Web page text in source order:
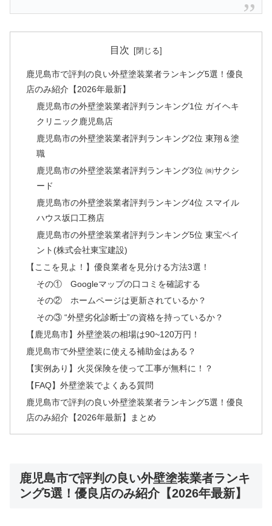
目次
鹿児島市で評判の良い外壁塗装業者ランキング5選！優良
店のみ紹介【2026年最新】
鹿児島市の外壁塗装業者評判ランキング1位 ガイヘキ
クリニック鹿児島店
鹿児島市の外壁塗装業者評判ランキング2位 東翔＆塗
職
鹿児島市の外壁塗装業者評判ランキング3位 ㈱サクシ
ード
鹿児島市の外壁塗装業者評判ランキング4位 スマイル
ハウス坂口工務店
鹿児島市の外壁塗装業者評判ランキング5位 東宝ペイ
ント(株式会社東宝建設)
【ここを見よ！】優良業者を見分ける方法3選！
その① Googleマップの口コミを確認する
その② ホームページは更新されているか？
その③ “外壁劣化診断士”の資格を持っているか？
【鹿児島市】外壁塗装の相場は90~120万円！
鹿児島市で外壁塗装に使える補助金はある？
【実例あり】火災保険を使って工事が無料に！？
【FAQ】外壁塗装でよくある質問
鹿児島市で評判の良い外壁塗装業者ランキング5選！優良
店のみ紹介【2026年最新】まとめ
鹿児島市で評判の良い外壁塗装業者ランキ
ング5選！優良店のみ紹介【2026年最新】